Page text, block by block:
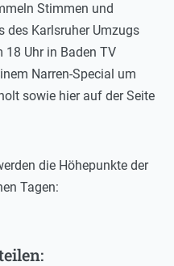
Stimmen und
des Karlsruher Umzugs
18 Uhr in Baden TV
Narren-Special um
sowie hier auf der Seite
die Höhepunkte der
Tagen: